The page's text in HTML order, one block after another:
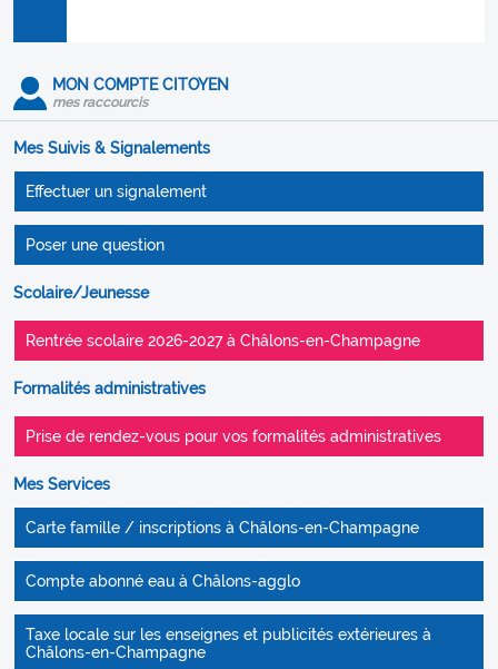
MON COMPTE CITOYEN
mes raccourcis
Mes Suivis & Signalements
Effectuer un signalement
Poser une question
Scolaire/Jeunesse
Rentrée scolaire 2026-2027 à Châlons-en-Champagne
Formalités administratives
Prise de rendez-vous pour vos formalités administratives
Mes Services
Carte famille / inscriptions à Châlons-en-Champagne
Compte abonné eau à Châlons-agglo
Taxe locale sur les enseignes et publicités extérieures à
Châlons-en-Champagne